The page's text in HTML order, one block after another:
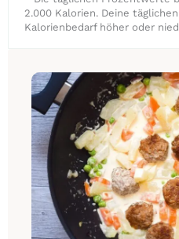
2.000 Kalorien. Deine
Kalorienbedarf höher oder